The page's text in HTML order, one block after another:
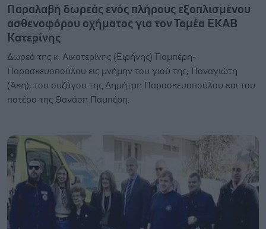
Παραλαβή δωρεάς ενός πλήρους εξοπλισμένου
ασθενοφόρου οχήματος για τον Τομέα ΕΚΑΒ
Κατερίνης
Δωρεά της κ. Αικατερίνης (Ειρήνης) Παμπέρη-
Παρασκευοπούλου εις μνήμην του γιού της, Παναγιώτη
(Άκη), του συζύγου της Δημήτρη Παρασκευοπούλου και του
πατέρα της Θανάση Παμπέρη.